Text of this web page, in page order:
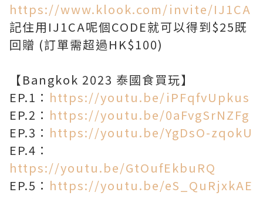
https://www.klook.com/invite/IJ1CA
記住用IJ1CA呢個CODE就可以得到$25既
回贈 (訂單需超過HK$100)
【Bangkok 2023 泰國食買玩】
EP.1： https://youtu.be/iPFqfvUpkus
EP.2： https://youtu.be/0aFvgSrNZFg
EP.3： https://youtu.be/YgDsO-zqokU
EP.4：
https://youtu.be/GtOufEkbuRQ
EP.5： https://youtu.be/eS_QuRjxkAE